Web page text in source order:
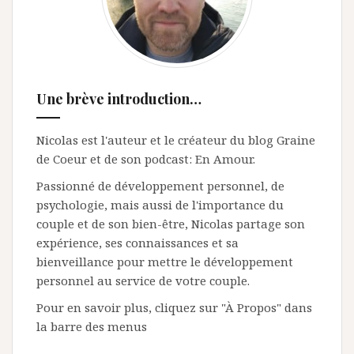
Une brève introduction…
Nicolas est l'auteur et le créateur du blog Graine
de Coeur et de son podcast: En Amour.
Passionné de développement personnel, de
psychologie, mais aussi de l'importance du
couple et de son bien-être, Nicolas partage son
expérience, ses connaissances et sa
bienveillance pour mettre le développement
personnel au service de votre couple.
Pour en savoir plus, cliquez sur "À Propos" dans
la barre des menus